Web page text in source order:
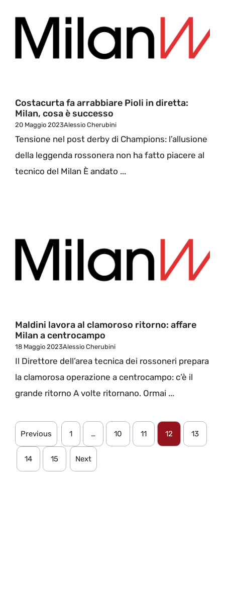
Costacurta fa arrabbiare Pioli in diretta:
Milan, cosa è successo
20 Maggio 2023Alessio Cherubini
Tensione nel post derby di Champions: l’allusione
della leggenda rossonera non ha fatto piacere al
tecnico del Milan È andato ...
Maldini lavora al clamoroso ritorno: affare
Milan a centrocampo
18 Maggio 2023Alessio Cherubini
Il Direttore dell’area tecnica dei rossoneri prepara
la clamorosa operazione a centrocampo: c’è il
grande ritorno A volte ritornano. Ormai ...
Previous 1 … 10 11 12 13
14 15 Next